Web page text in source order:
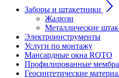
Заборы и штакетники
Жалюзи
Металлические
Электроинструменты
Услуги по монтажу
Мансардные окна ROTO
Профилированные
Геосинтетические